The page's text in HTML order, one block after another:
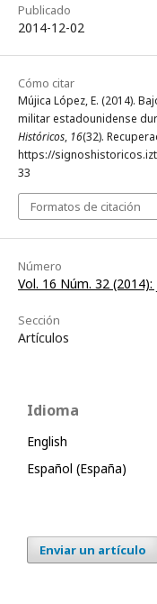
Publicado
2014-12-02
Cómo citar
Mújica López, E. (2014).
militar estadounidense
Históricos, 16(32).
https://
33
Formatos de citación
Número
Vol. 16 Núm. 32
Sección
Artículos
Idioma
English
Español (España)
Enviar un artículo